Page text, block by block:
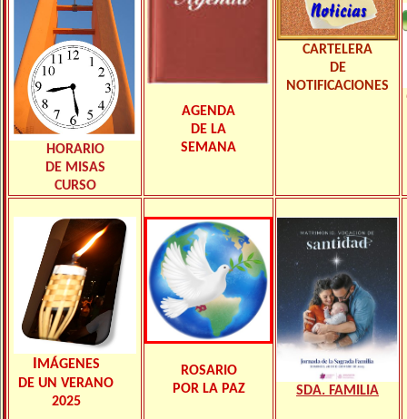
HORARIO
DE MISAS
CURSO
AGENDA
DE LA
SEMANA
CARTELERA
DE
NOTIFICACIONES
IMÁGENES
DE UN VERANO
2025
ROSARIO
POR LA PAZ
SDA. FAMILIA